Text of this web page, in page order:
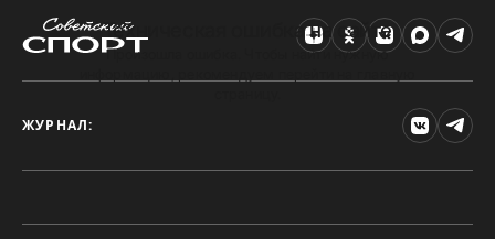
Техническая ошибка на сайте
Произошла ошибка. Чтобы найти нужную
ЖУРНАЛ: